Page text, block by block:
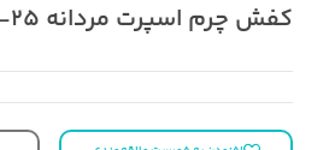
کفش چرم اسپرت مردانه mrc1121-25